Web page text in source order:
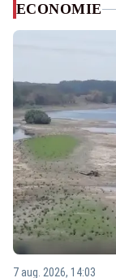
ECONOMIE
7 aug. 2026, 14:03